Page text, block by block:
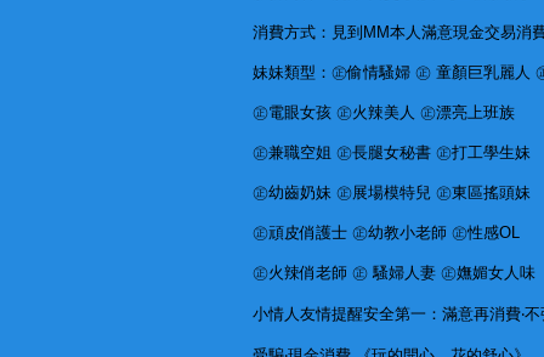
消費方式：見到MM本人滿意現金交易消
妹妹類型：㊣偷情騷婦 ㊣ 童顏巨乳麗人
㊣電眼女孩 ㊣火辣美人 ㊣漂亮上班族
㊣兼職空姐 ㊣長腿女秘書 ㊣打工學生妹
㊣幼齒奶妹 ㊣展場模特兒 ㊣東區搖頭妹
㊣頑皮俏護士 ㊣幼教小老師 ㊣性感OL
㊣火辣俏老師 ㊣ 騷婦人妻 ㊣嫵媚女人味
小情人友情提醒安全第一：滿意再消費‧不